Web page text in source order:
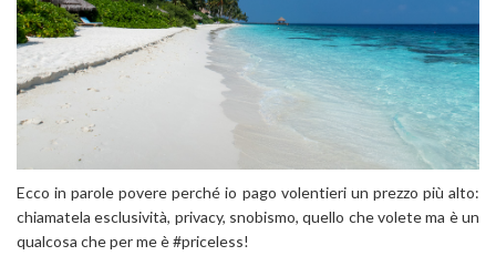
Ecco in parole povere perché io pago volentieri un prezzo più alto:
chiamatela esclusività, privacy, snobismo, quello che volete ma è un
qualcosa che per me è #priceless!